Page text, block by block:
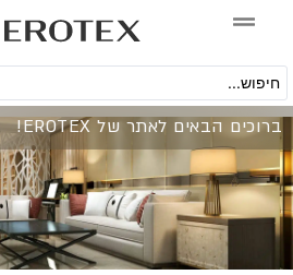
ברוכים הבאים לאתר של EROTEX!